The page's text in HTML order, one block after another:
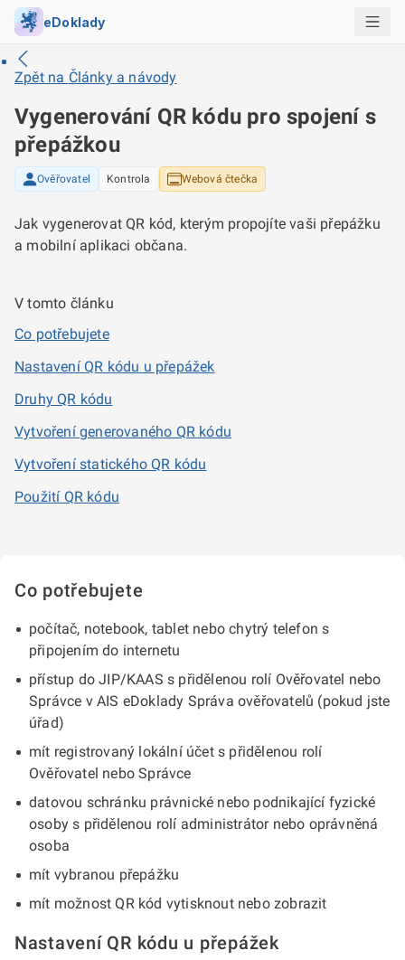
eDoklady
Zpět na Články a návody
Vygenerování QR kódu pro spojení s
přepážkou
Ověřovatel Kontrola Webová čtečka
Jak vygenerovat QR kód, kterým propojíte vaši přepážku
a mobilní aplikaci občana.
V tomto článku
Co potřebujete
Nastavení QR kódu u přepážek
Druhy QR kódu
Vytvoření generovaného QR kódu
Vytvoření statického QR kódu
Použití QR kódu
Co potřebujete
počítač, notebook, tablet nebo chytrý telefon s
připojením do internetu
přístup do JIP/KAAS s přidělenou rolí Ověřovatel nebo
Správce v AIS eDoklady Správa ověřovatelů (pokud jste
úřad)
mít registrovaný lokální účet s přidělenou rolí
Ověřovatel nebo Správce
datovou schránku právnické nebo podnikající fyzické
osoby s přidělenou rolí administrátor nebo oprávněná
osoba
mít vybranou přepážku
mít možnost QR kód vytisknout nebo zobrazit
Nastavení QR kódu u přepážek